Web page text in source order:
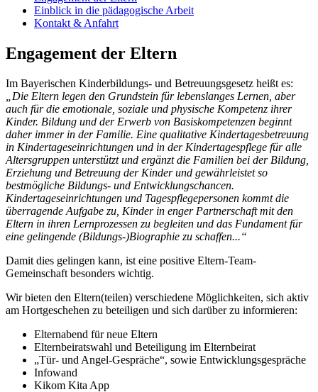
Einblick in die pädagogische Arbeit
Kontakt & Anfahrt
Engagement der Eltern
Im Bayerischen Kinderbildungs- und Betreuungsgesetz heißt es:
„Die Eltern legen den Grundstein für lebenslanges Lernen, aber
auch für die emotionale, soziale und physische Kompetenz ihrer
Kinder. Bildung und der Erwerb von Basiskompetenzen beginnt
daher immer in der Familie. Eine qualitative Kindertagesbetreuung
in Kindertageseinrichtungen und in der Kindertagespflege für alle
Altersgruppen unterstützt und ergänzt die Familien bei der Bildung,
Erziehung und Betreuung der Kinder und gewährleistet so
bestmögliche Bildungs- und Entwicklungschancen.
Kindertageseinrichtungen und Tagespflegepersonen kommt die
überragende Aufgabe zu, Kinder in enger Partnerschaft mit den
Eltern in ihren Lernprozessen zu begleiten und das Fundament für
eine gelingende (Bildungs-)Biographie zu schaffen...“
Damit dies gelingen kann, ist eine positive Eltern-Team-
Gemeinschaft besonders wichtig.
Wir bieten den Eltern(teilen) verschiedene Möglichkeiten, sich aktiv
am Hortgeschehen zu beteiligen und sich darüber zu informieren:
Elternabend für neue Eltern
Elternbeiratswahl und Beteiligung im Elternbeirat
„Tür- und Angel-Gespräche“, sowie Entwicklungsgespräche
Infowand
Kikom Kita App